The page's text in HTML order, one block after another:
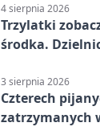
4 sierpnia 2026
Trzylatki
środka.
3 sierpnia 2026
Czterech
zatrzymanych